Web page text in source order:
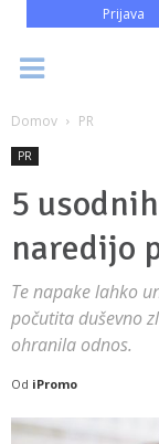
Prijava
Domov PR
PR
5
naredijo
Te napake lahko
počutita duševno
ohranila odnos.
Od iPromo